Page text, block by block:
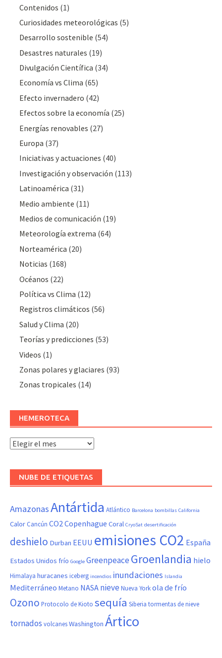
Contenidos (1)
Curiosidades meteorológicas (5)
Desarrollo sostenible (54)
Desastres naturales (19)
Divulgación Cientí­fica (34)
Economía vs Clima (65)
Efecto invernadero (42)
Efectos sobre la economía (25)
Energías renovables (27)
Europa (37)
Iniciativas y actuaciones (40)
Investigación y observación (113)
Latinoamérica (31)
Medio ambiente (11)
Medios de comunicación (19)
Meteorologí­a extrema (64)
Norteamérica (20)
Noticias (168)
Océanos (22)
Polí­tica vs Clima (12)
Registros climáticos (56)
Salud y Clima (20)
Teorías y predicciones (53)
Videos (1)
Zonas polares y glaciares (93)
Zonas tropicales (14)
HEMEROTECA
Hemeroteca
NUBE DE ETIQUETAS
AmazonasAntártida Atlántico Barcelona bombillas California
Calor Cancún CO2Copenhague Coral CryoSat desertificación
deshielo Durban EEUU emisiones CO2 España
Estados Unidos frío Google GreenpeaceGroenlandia hielo
Himalaya huracanes iceberg incendios inundaciones Islandia
Mediterráneo Metano NASA nieveNueva Yorkola de frío
Ozono Protocolo de Kioto sequía Siberia tormentas de nieve
tornados volcanesWashington Ártico